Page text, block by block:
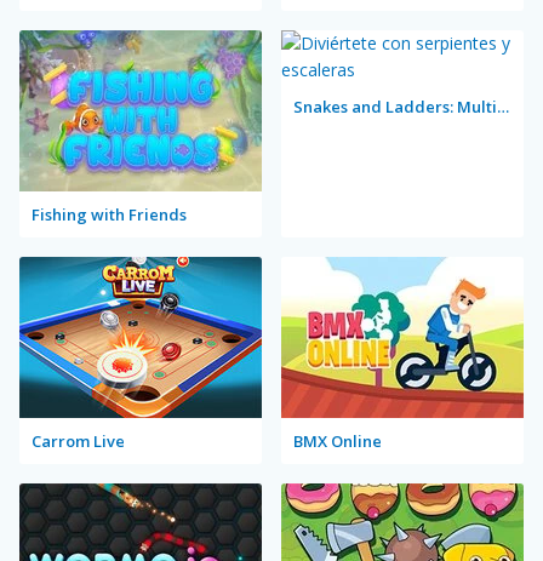
Fishing with Friends
Snakes and Ladders: Multiplayer
Carrom Live BMX Online